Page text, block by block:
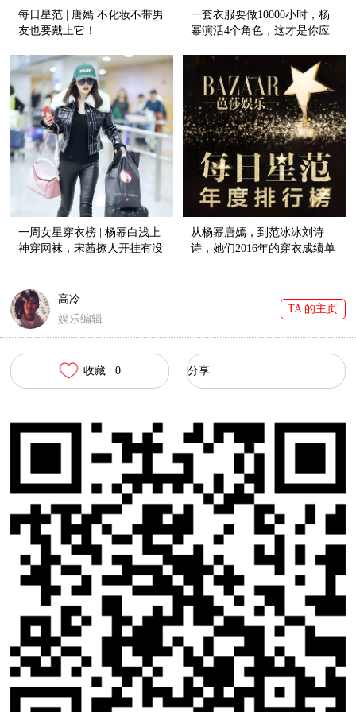
每日星范 | 唐嫣 不化妆不带男
友也要戴上它！
一套衣服要做10000小时，杨
幂演活4个角色，这才是你应
一周女星穿衣榜 | 杨幂白浅上
神穿网袜，宋茜撩人开挂有没
从杨幂唐嫣，到范冰冰刘诗
诗，她们2016年的穿衣成绩单
点】
高冷
娱乐编辑
TA 的主页
收藏 | 0 分享